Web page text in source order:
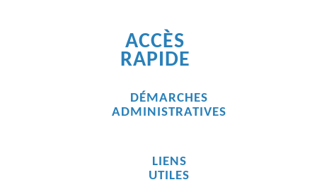
ACCÈS
RAPIDE
DÉMARCHES
ADMINISTRATIVES
LIENS
UTILES